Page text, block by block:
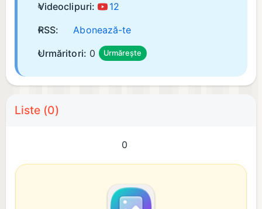
Videoclipuri:
12
RSS:
Abonează-te
Urmăritori: 0 Urmărește
Liste (0)
0